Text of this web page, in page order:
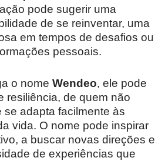
pode sugerir uma
de se reinventar, uma
em tempos de desafios ou
pessoais.
o nome Wendeo, ele pode
resiliência, de quem não
se adapta facilmente às
vida. O nome pode inspirar
a buscar novas direções e
de experiências que